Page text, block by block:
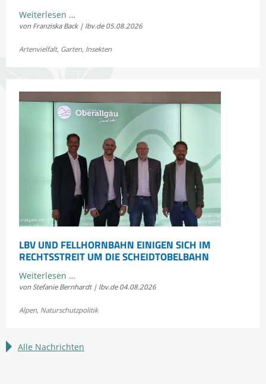
Weiterlesen …Kostenloses
Sommerkonzert:
Bayerns
von Franziska Back | lbv.de 05.08.2026
Artenvielfalt, Garten, Insekten
LBV UND FELLHORNBAHN EINIGEN SICH IM
RECHTSSTREIT UM DIE SCHEIDTOBELBAHN
Weiterlesen …LBV
und
einigen
im
von Stefanie Bernhardt | lbv.de 04.08.2026
Alpen, Naturschutzpolitik
Alle Nachrichten